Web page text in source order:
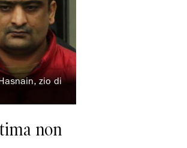
zio di
non